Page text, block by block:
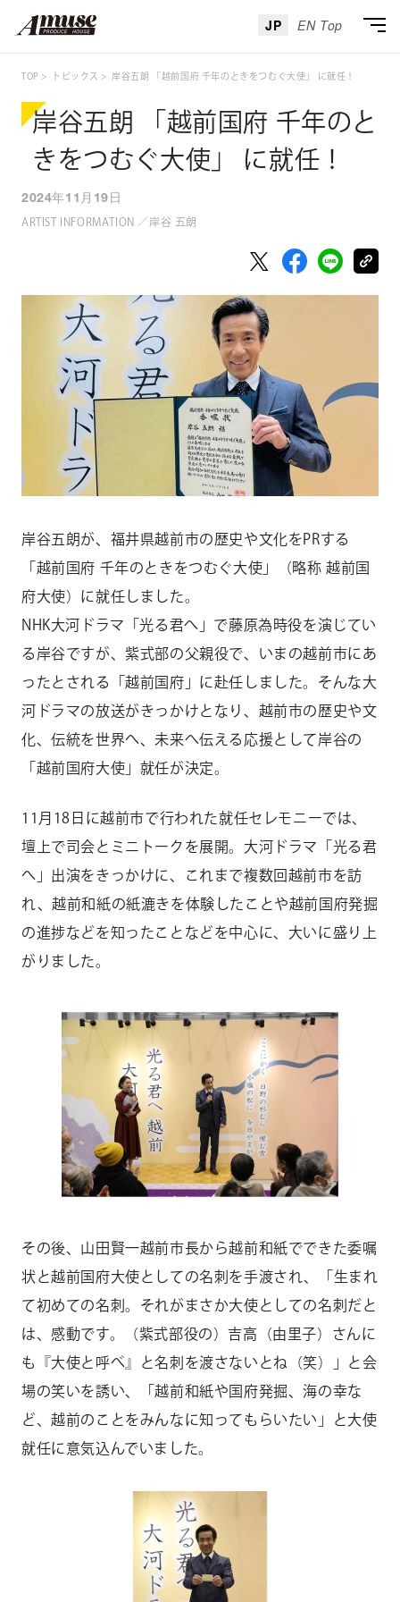
JP EN Top
CONTACT お問い合わせ
個人のお客様
AUDITION アーティスト募集
Amuse Solution
TOP トピックス 岸谷五朗 「越前国府 千年のときをつむぐ大使」 に就任！
岸谷五朗 「越前国府 千年のと
きをつむぐ大使」 に就任！
2024年11月19日
ARTIST INFORMATION ／岸谷 五朗
岸谷五朗が、福井県越前市の歴史や文化をPRする
「越前国府 千年のときをつむぐ大使」（略称 越前国
府大使）に就任しました。
NHK大河ドラマ「光る君へ」で藤原為時役を演じてい
る岸谷ですが、紫式部の父親役で、いまの越前市にあ
ったとされる「越前国府」に赴任しました。そんな大
河ドラマの放送がきっかけとなり、越前市の歴史や文
化、伝統を世界へ、未来へ伝える応援として岸谷の
「越前国府大使」就任が決定。
11月18日に越前市で行われた就任セレモニーでは、
壇上で司会とミニトークを展開。大河ドラマ「光る君
へ」出演をきっかけに、これまで複数回越前市を訪
れ、越前和紙の紙漉きを体験したことや越前国府発掘
の進捗などを知ったことなどを中心に、大いに盛り上
がりました。
その後、山田賢一越前市長から越前和紙でできた委嘱
状と越前国府大使としての名刺を手渡され、「生まれ
て初めての名刺。それがまさか大使としての名刺だと
は、感動です。（紫式部役の）吉高（由里子）さんに
も『大使と呼べ』と名刺を渡さないとね（笑）」と会
場の笑いを誘い、「越前和紙や国府発掘、海の幸な
ど、越前のことをみんなに知ってもらいたい」と大使
就任に意気込んでいました。